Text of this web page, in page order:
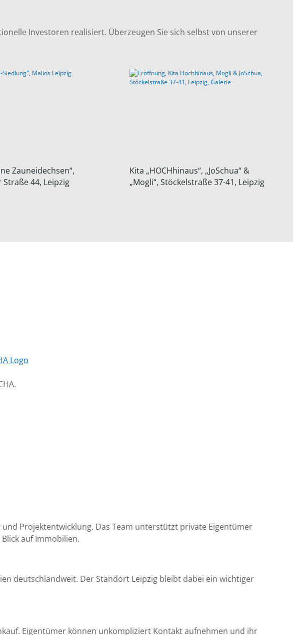
Investoren realisiert. Überzeugen Sie sich selbst von unserer
Zauneidechsen“,
Straße 44, Leipzig
Kita „HOCHhinaus“, „JoSchua“ &
„Mogli“, Stöckelstraße 37-41, Leipzig
Projektentwicklung. Das Team unterstützt private Eigentümer
auf Immobilien.
deutschlandweit. Der Standort Leipzig bleibt dabei ein wichtiger
Eigentümer können unkompliziert Kontakt aufnehmen und ihr